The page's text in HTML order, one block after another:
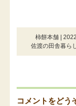
柿餅本舗 |
佐渡の田舎暮ら
コメントをどう